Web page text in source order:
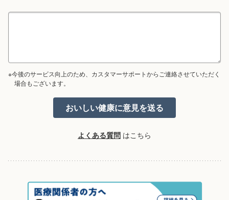
※今後のサービス向上のため、カスタマーサポートからご連絡させていただく
場合もございます。
よくある質問 はこちら